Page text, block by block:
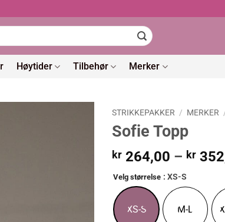
Høytider Tilbehør Merker
STRIKKEPAKKER / MERKER
Sofie Topp
kr 264,00 – kr
Velg størrelse : XS-S
XS-S M-L